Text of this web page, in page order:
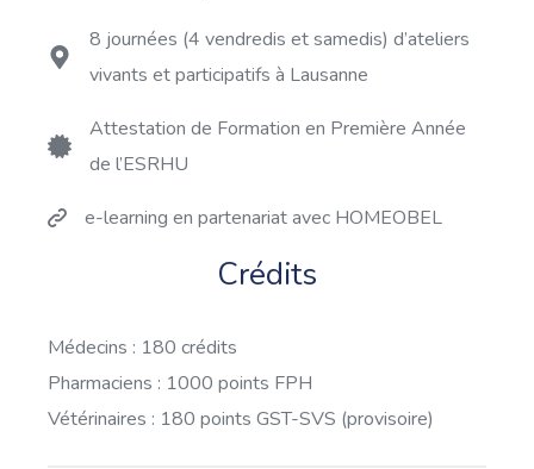
8 journées (4 vendredis et samedis) d’ateliers
vivants et participatifs à Lausanne
Attestation de Formation en Première Année
de l’ESRHU
e-learning en partenariat avec HOMEOBEL
Crédits
Médecins : 180 crédits
Pharmaciens : 1000 points FPH
Vétérinaires : 180 points GST-SVS (provisoire)